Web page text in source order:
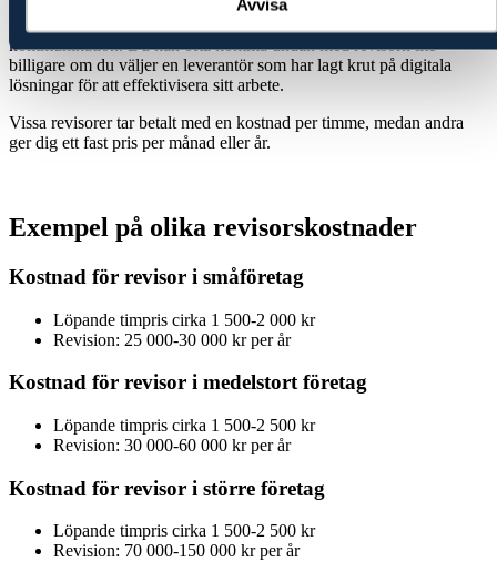
Avvisa
Om du är på jakt efter en billig revisor, ha i åtanke att ett lågt pris
kommunikation. Du kan ofta komma undan med revisorn lite
billigare om du väljer en leverantör som har lagt krut på digitala
lösningar för att effektivisera sitt arbete.
Vissa revisorer tar betalt med en kostnad per timme, medan andra
ger dig ett fast pris per månad eller år.
Exempel på olika revisorskostnader
Kostnad för revisor i småföretag
Löpande timpris cirka 1 500-2 000 kr
Revision: 25 000-30 000 kr per år
Kostnad för revisor i medelstort företag
Löpande timpris cirka 1 500-2 500 kr
Revision: 30 000-60 000 kr per år
Kostnad för revisor i större företag
Löpande timpris cirka 1 500-2 500 kr
Revision: 70 000-150 000 kr per år